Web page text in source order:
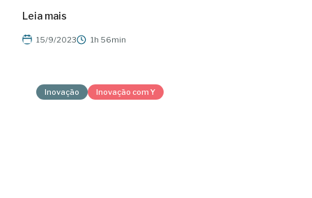
Leia mais
15/9/2023 1h 56min
Inovação Inovação com Y